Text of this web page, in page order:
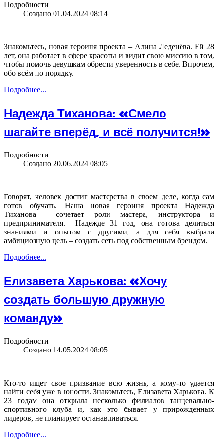
Подробности
Создано 01.04.2024 08:14
Знакомьтесь, новая героиня проекта – Алина Леденёва. Ей 28
лет, она работает в сфере красоты и видит свою миссию в том,
чтобы помочь девушкам обрести уверенность в себе. Впрочем,
обо всём по порядку.
Подробнее...
Надежда Тиханова: «Смело
шагайте вперёд, и всё получится!»
Подробности
Создано 20.06.2024 08:05
Говорят, человек достиг мастерства в своем деле, когда сам
готов обучать. Наша новая героиня проекта Надежда
Тиханова сочетает роли мастера, инструктора и
предпринимателя. Надежде 31 год, она готова делиться
знаниями и опытом с другими, а для себя выбрала
амбициозную цель – создать сеть под собственным брендом.
Подробнее...
Елизавета Харькова: «Хочу
создать большую дружную
команду»
Подробности
Создано 14.05.2024 08:05
Кто-то ищет свое призвание всю жизнь, а кому-то удается
найти себя уже в юности. Знакомьтесь, Елизавета Харькова. К
23 годам она открыла несколько филиалов танцевально-
спортивного клуба и, как это бывает у прирожденных
лидеров, не планирует останавливаться.
Подробнее...